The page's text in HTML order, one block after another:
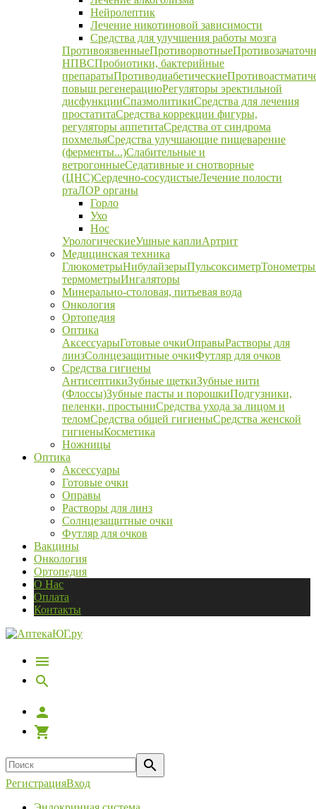
Нейролептик
Лечение никотиновой зависимости
Средства для улучшения работы мозга
ПротивоязвенныеПротиворвотные
НПВСПробиотики, бактерийные
препаратыПротиводиабетические
повыш регенерациюРегуляторы эректильной
дисфункцииСпазмолитикиСредства для лечения
простатитаСредства коррекции фигуры,
регуляторы аппетитаСредства от синдрома
похмельяСредства улучшающие пищеварение
(ферменты...)Слабительные и
ветрогонныеСедативные и снотворные
(ЦНС)Сердечно-сосудистыеЛечение полости
ртаЛОР органы
Горло
Ухо
Нос
УрологическиеУшные каплиАртрит
Медицинская техника
ГлюкометрыНибулайзерыПульсоксиметрТонометры
термометрыИнгаляторы
Минерально-столовая, питьевая вода
Онкология
Ортопедия
Оптика
АксессуарыГотовые очкиОправыРастворы для
линзСолнцезащитные очкиФутляр для очков
Средства гигиены
АнтисептикиЗубные щеткиЗубные нити
(Флоссы)Зубные пасты и порошкиПодгузники,
пеленки, простыниСредства ухода за лицом и
теломСредства общей гигиеныСредства женской
гигиеныКосметика
Ножницы
Оптика
Аксессуары
Готовые очки
Оправы
Растворы для линз
Солнцезащитные очки
Футляр для очков
Вакцины
Онкология
Ортопедия
О Нас
Оплата
Контакты
РегистрацияВход